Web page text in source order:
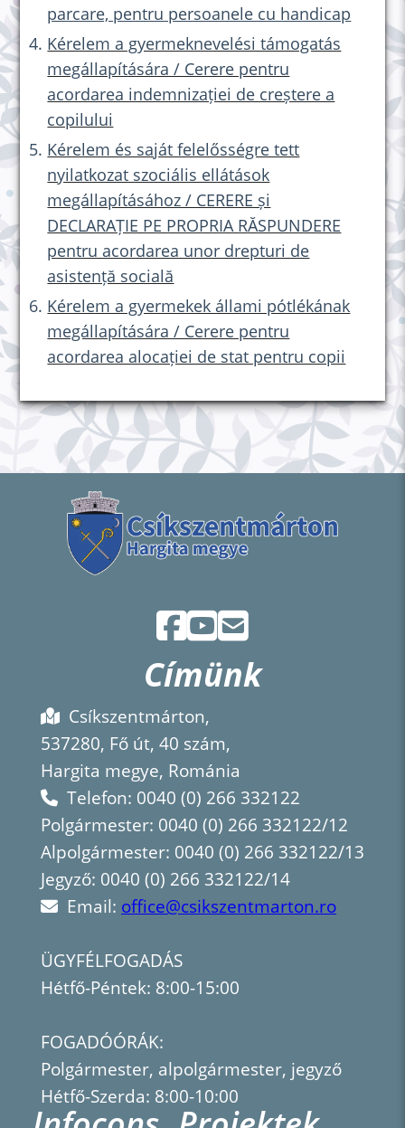
parcare, pentru persoanele cu handicap
Kérelem a gyermeknevelési támogatás
megállapítására / Cerere pentru
acordarea indemnizației de creștere a
copilului
Kérelem és saját felelősségre tett
nyilatkozat szociális ellátások
megállapításához / CERERE și
DECLARAȚIE PE PROPRIA RĂSPUNDERE
pentru acordarea unor drepturi de
asistență socială
Kérelem a gyermekek állami pótlékának
megállapítására / Cerere pentru
acordarea alocației de stat pentru copii
Címünk
Csíkszentmárton,
537280, Fő út, 40 szám,
Hargita megye, Románia
Telefon: 0040 (0) 266 332122
Polgármester: 0040 (0) 266 332122/12
Alpolgármester: 0040 (0) 266 332122/13
Jegyző: 0040 (0) 266 332122/14
Email: office@csikszentmarton.ro
ÜGYFÉLFOGADÁS
Hétfő-Péntek: 8:00-15:00
FOGADÓÓRÁK:
Polgármester, alpolgármester, jegyző
Hétfő-Szerda: 8:00-10:00